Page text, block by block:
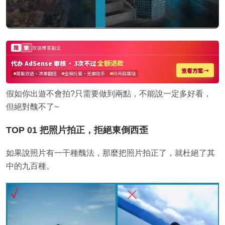
假如你出遊不會拍?只需要做到兩點，不能說一定多好看，
但絕對醜不了~
TOP 01 把照片拍正，拒絕東倒西歪
如果說照片有一干種醜法，那麼把照片拍正了，就杜絕了其
中的九百種。